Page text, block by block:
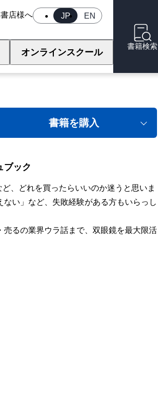
JP EN
書店様へ
オンラインスクール
書籍検索
書籍を購入
ブック
、どれを買ったらいいのか迷うと思いま
い」など、失敗経験がある方もいらっし
るの業界ウラ話まで、双眼鏡を最大限活